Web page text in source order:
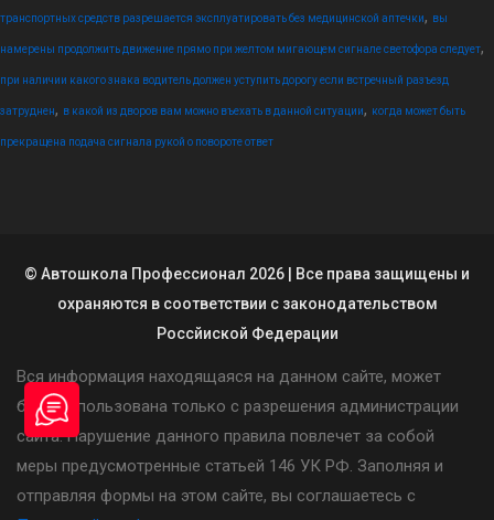
транспортных средств разрешается эксплуатировать без медицинской аптечки, вы
намерены продолжить движение прямо при желтом мигающем сигнале светофора следует,
при наличии какого знака водитель должен уступить дорогу если встречный разъезд
затруднен, в какой из дворов вам можно въехать в данной ситуации, когда может быть
прекращена подача сигнала рукой о повороте ответ
© Автошкола Профессионал 2026 | Все права защищены и
охраняются в соответствии с законодательством
Россйиской Федерации
Вся информация находящаяся на данном сайте, может
быть использована только с разрешения администрации
сайта. Нарушение данного правила повлечет за собой
меры предусмотренные статьей 146 УК РФ. Заполняя и
отправляя формы на этом сайте, вы соглашаетесь с